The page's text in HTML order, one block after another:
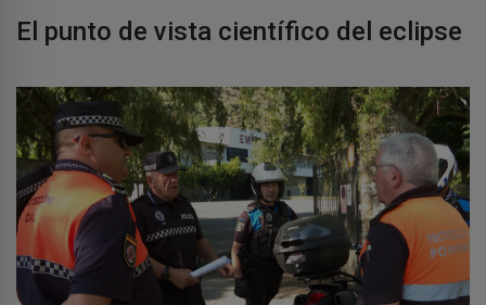
El punto de vista científico del eclipse